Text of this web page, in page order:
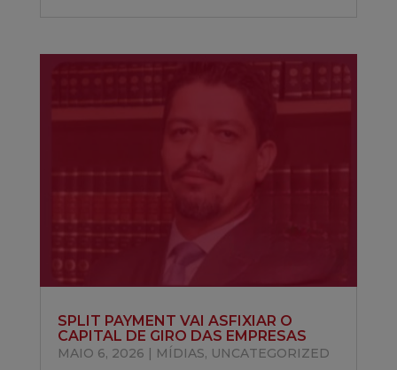
SPLIT PAYMENT VAI ASFIXIAR O
CAPITAL DE GIRO DAS EMPRESAS
MAIO 6, 2026 MÍDIAS, UNCATEGORIZED